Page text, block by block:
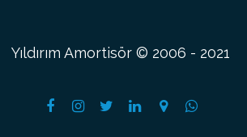
Yıldırım Amortisör © 2006 - 2021